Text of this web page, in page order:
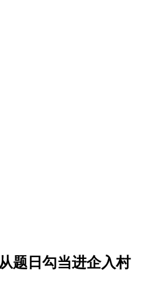
题日勾当进企入村